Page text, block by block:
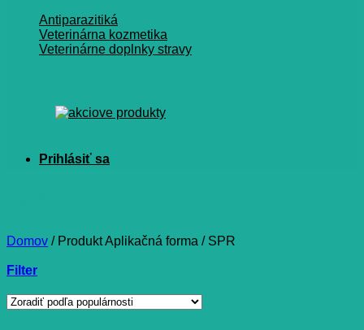
Antiparazitiká
Veterinárna kozmetika
Veterinárne doplnky stravy
Domov /Produkt Aplikačná forma /SPR
Filter